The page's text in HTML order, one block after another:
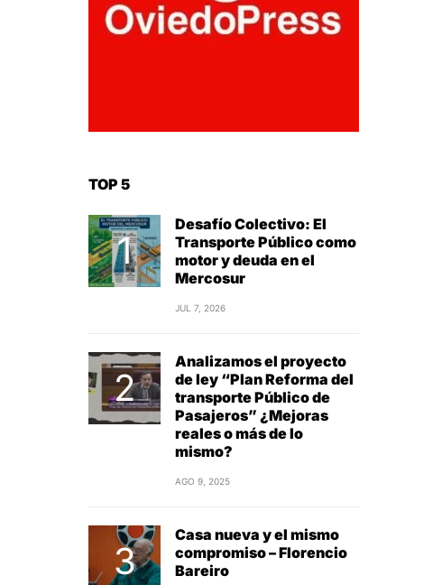
TOP 5
Desafío Colectivo: El
Transporte Público como
motor y deuda en el
Mercosur
JUL 7, 2026
Analizamos el proyecto
de ley “Plan Reforma del
transporte Público de
Pasajeros” ¿Mejoras
reales o más de lo
mismo?
AGO 9, 2025
Casa nueva y el mismo
compromiso – Florencio
Bareiro